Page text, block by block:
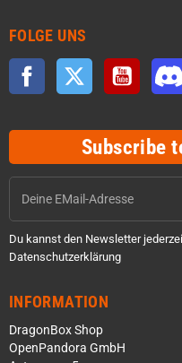
FOLGE UNS
Facebook Twitter YouTube
Subscribe
Du kannst den Newsletter
Datenschutzerklärung
INFORMATION
DragonBox Shop
OpenPandora GmbH